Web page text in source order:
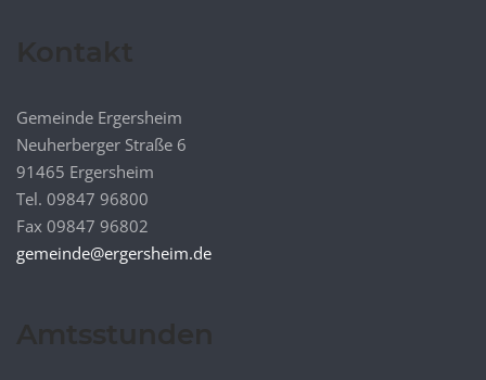
Gemeinde Ergersheim
Neuherberger Straße 6
91465 Ergersheim
Tel. 09847 96800
Fax 09847 96802
gemeinde@ergersheim.de